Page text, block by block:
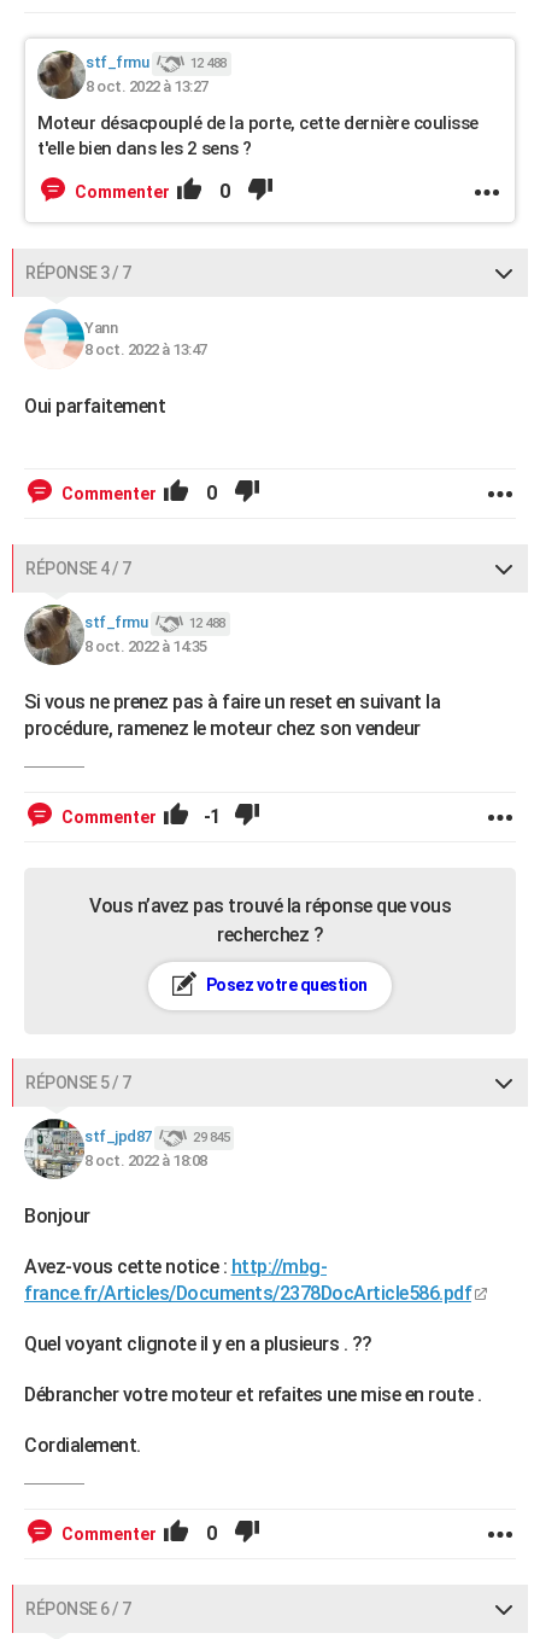
stf_frmu 12 488
8 oct. 2022 à 13:27
Moteur désacpouplé de la porte, cette dernière coulisse
t'elle bien dans les 2 sens ?
Commenter 0
RÉPONSE 3 / 7
Yann
8 oct. 2022 à 13:47
Oui parfaitement
Commenter 0
RÉPONSE 4 / 7
stf_frmu 12 488
8 oct. 2022 à 14:35
Si vous ne prenez pas à faire un reset en suivant la
procédure, ramenez le moteur chez son vendeur
Commenter -1
Vous n’avez pas trouvé la réponse que vous
recherchez ?
Posez votre question
RÉPONSE 5 / 7
stf_jpd87 29 845
8 oct. 2022 à 18:08
Bonjour
Avez-vous cette notice : http://mbg-
france.fr/Articles/Documents/2378DocArticle586.pdf
Quel voyant clignote il y en a plusieurs . ??
Débrancher votre moteur et refaites une mise en route .
Cordialement.
Commenter 0
RÉPONSE 6 / 7